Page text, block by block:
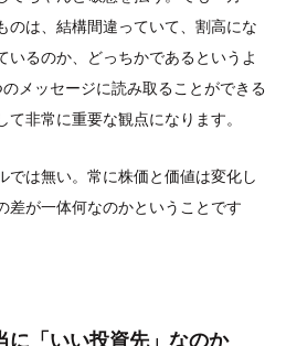
のは、結構間違っていて、割高にな
いるのか、どっちかであるというよ
メッセージに読み取ることができる
非常に重要な観点になります。
では無い。常に株価と価値は変化し
差が一体何なのかということです
に「いい投資先」なのか